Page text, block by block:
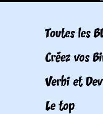
Toutes les
Créez vos
Verbi et
Le top